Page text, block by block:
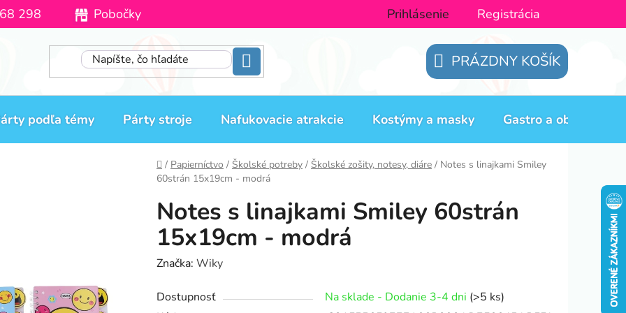
298 Pobočky Prihlásenie Registrácia
NÁKUPNÝ
KOŠÍK
PRÁZDNY KOŠÍK
podľa témy Párty stroje Nafukovacie atrakcie Kostýmy a masky Gastro a obaly
Domov
/ Papierníctvo / Školské potreby / Školské zošity, notesy, diáre / Notes s linajkami Smiley
60strán 15x19cm - modrá
Notes s linajkami Smiley 60strán
15x19cm - modrá
Značka: Wiky
Dostupnosť Na sklade - Dodanie 3-4 dni (>5 ks)